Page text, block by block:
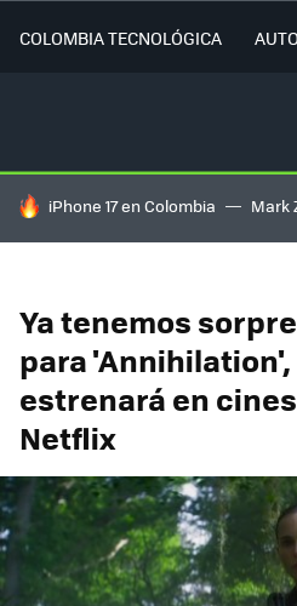
COLOMBIA TECNOLÓGICA AUTO
HOY SE HABLA DE
iPhone 17 en Colombia Mark
Ya tenemos
para 'Annihilation',
estrenará en
Netflix